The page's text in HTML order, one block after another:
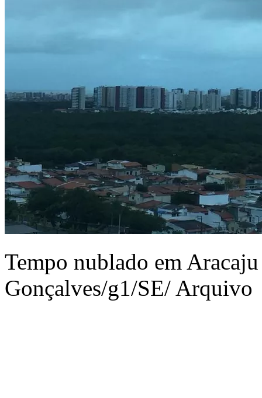
Tempo nublado em
Gonçalves/g1/SE/ Arquivo